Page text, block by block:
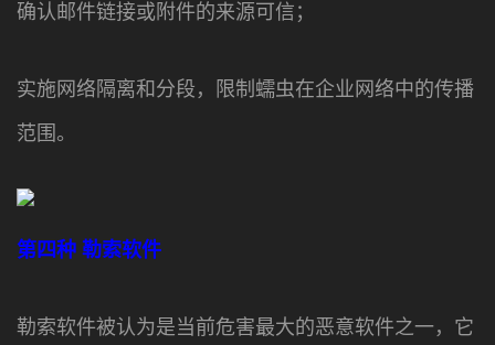
确认邮件链接或附件的来源可信；
实施网络隔离和分段，限制蠕虫在企业网络中的传播
范围。
第四种 勒索软件
勒索软件被认为是当前危害最大的恶意软件之一，它